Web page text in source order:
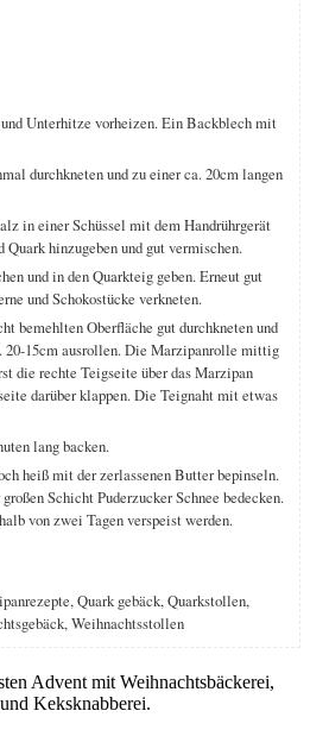
Unterhitze vorheizen. Ein Backblech mit
durchkneten und zu einer ca. 20cm langen
in einer Schüssel mit dem Handrührgerät
hinzugeben und gut vermischen.
und in den Quarkteig geben. Erneut gut
und Schokostücke verkneten.
bemehlten Oberfläche gut durchkneten und
20-15cm ausrollen. Die Marzipanrolle mittig
die rechte Teigseite über das Marzipan
darüber klappen. Die Teignaht mit etwas
lang backen.
heiß mit der zerlassenen Butter bepinseln.
Schicht Puderzucker Schnee bedecken.
von zwei Tagen verspeist werden.
Quark gebäck, Quarkstollen,
Weihnachtsstollen
Advent mit Weihnachtsbäckerei,
Keksknabberei.